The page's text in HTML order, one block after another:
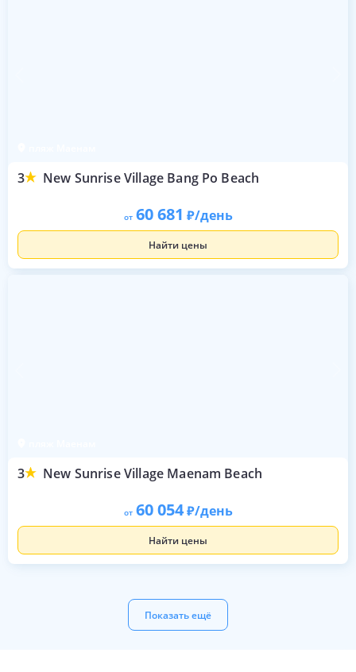
3 New Sunrise Village Bang Po Beach
от 60 681 /день
Найти цены
3 New Sunrise Village Maenam Beach
от 60 054 /день
Найти цены
Показать ещё